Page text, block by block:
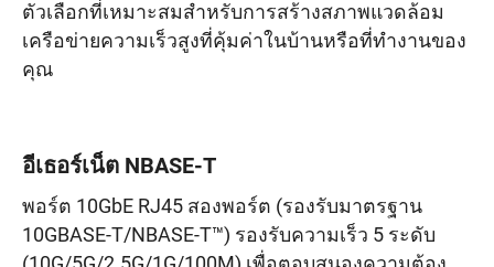
ตัวเลือกที่เหมาะสมสำหรับการสร้างสภาพแวดล้อม
เครือข่ายความเร็วสูงที่คุ้มค่าในบ้านหรือที่ทำงานของ
คุณ
อีเธอร์เน็ต NBASE-T
พอร์ต 10GbE RJ45 สองพอร์ต (รองรับมาตรฐาน
10GBASE-T/NBASE-T™) รองรับความเร็ว 5 ระดับ